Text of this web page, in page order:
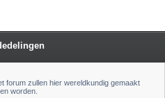
forum zullen hier wereldkundig gemaakt
worden.